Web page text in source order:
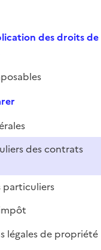
des droits de
des contrats
particuliers
légales de propriété